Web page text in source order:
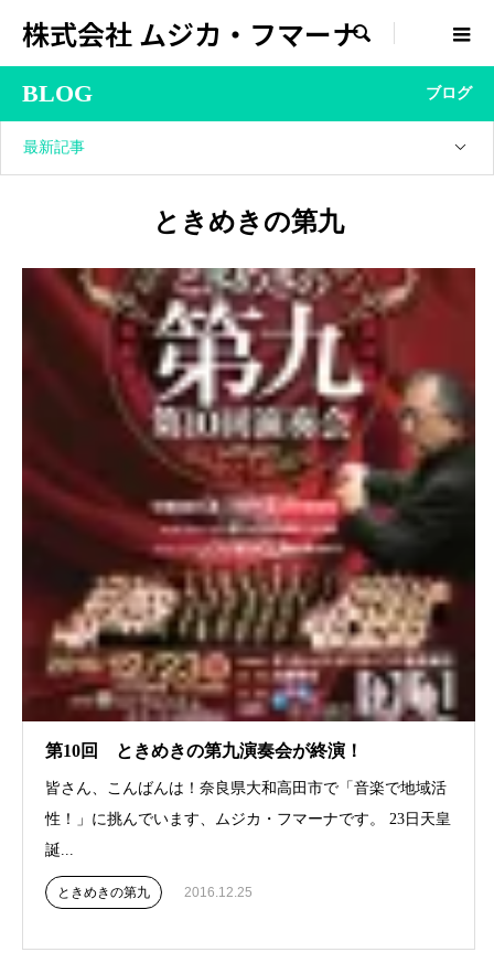
株式会社 ムジカ・フマーナ
BLOG ブログ
最新記事
ときめきの第九
第10回 ときめきの第九演奏会が終演！
皆さん、こんばんは！奈良県大和高田市で「音楽で地域活
性！」に挑んでいます、ムジカ・フマーナです。 23日天皇
誕...
ときめきの第九 2016.12.25